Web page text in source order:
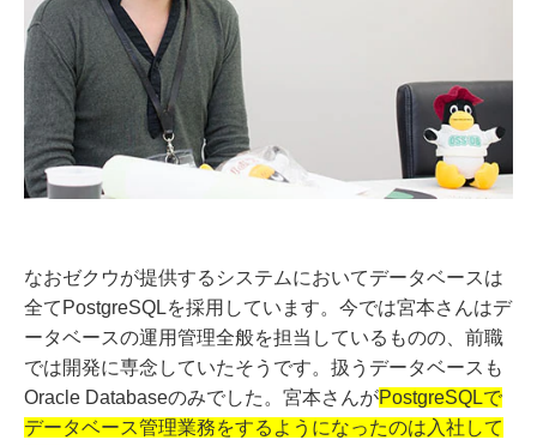
なおゼクウが提供するシステムにおいてデータベースは
全てPostgreSQLを採用しています。今では宮本さんはデ
ータベースの運用管理全般を担当しているものの、前職
では開発に専念していたそうです。扱うデータベースも
Oracle Databaseのみでした。宮本さんがPostgreSQLで
データベース管理業務をするようになったのは入社して